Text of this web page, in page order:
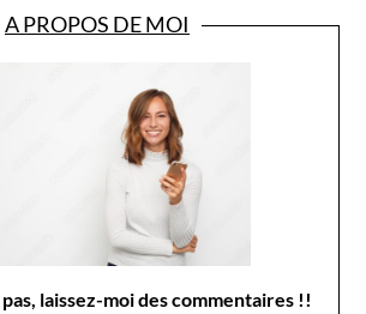
A PROPOS DE MOI
laissez-moi des commentaires !!